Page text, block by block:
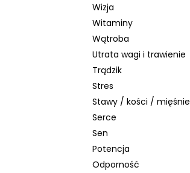
Wizja
Witaminy
Wątroba
Utrata wagi i trawienie
Trądzik
Stres
Stawy / kości / mięśnie
Serce
Sen
Potencja
Odporność